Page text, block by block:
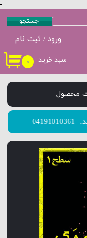
-
۰ سبد خرید
ورود / ثبت نام
جستجو
محصول
04191010361